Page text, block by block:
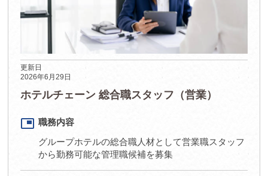
更新日
2026年6月29日
ホテルチェーン 総合職スタッフ（営業）
picture_in_picture 職務内容
グループホテルの総合職人材として営業職スタッフ
から勤務可能な管理職候補を募集